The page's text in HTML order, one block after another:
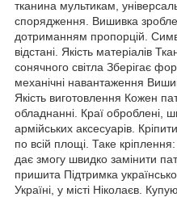
тканина мультикам,
спорядження. Вишивка
дотриманням пропорцій.
відстані. Якість матеріалів
сонячного світла Зберігає
механічні навантаження
Якість виготовлення Кожен
обладнанні. Краї оброблені,
армійських аксесуарів.
по всій площі. Таке
дає змогу швидко замінити
пришита Підтримка
Україні, у місті Ніколаєв.